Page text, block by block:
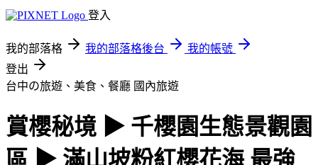
登入
我的部落格 我的部落格後台
我的帳號
登出
台中の旅遊、美食、餐廳 國內旅遊
賞櫻秘境 ▶ 千櫻園生態景觀園
區 ▶ 滿山坡粉紅櫻花海 最強